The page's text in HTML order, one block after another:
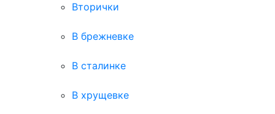
Вторички
В брежневке
В сталинке
В хрущевке